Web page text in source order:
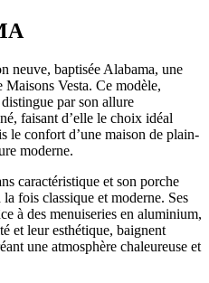
neuve, baptisée Alabama, une
Vesta. Ce modèle,
par son allure
faisant d’elle le choix idéal
le confort d’une maison de plain-
moderne.
caractéristique et son porche
fois classique et moderne. Ses
à des menuiseries en aluminium,
et leur esthétique, baignent
une atmosphère chaleureuse et